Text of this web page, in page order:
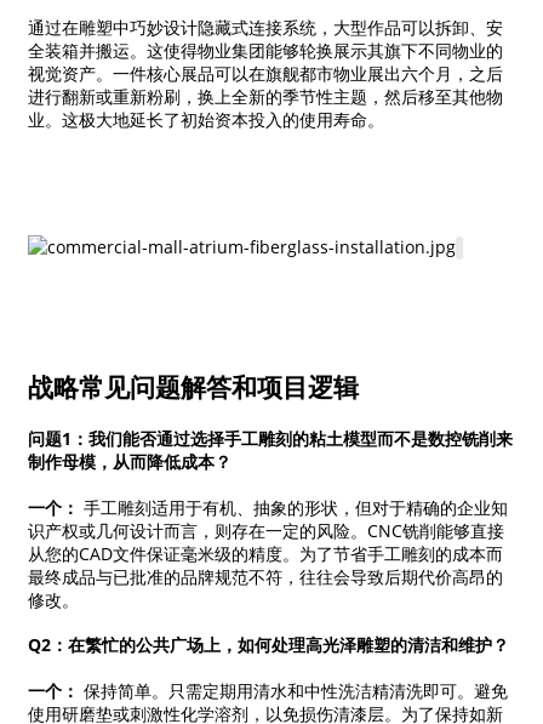
通过在雕塑中巧妙设计隐藏式连接系统，大型作品可以拆卸、安
全装箱并搬运。这使得物业集团能够轮换展示其旗下不同物业的
视觉资产。一件核心展品可以在旗舰都市物业展出六个月，之后
进行翻新或重新粉刷，换上全新的季节性主题，然后移至其他物
业。这极大地延长了初始资本投入的使用寿命。
战略常见问题解答和项目逻辑
问题1：我们能否通过选择手工雕刻的粘土模型而不是数控铣削来
制作母模，从而降低成本？
一个： 手工雕刻适用于有机、抽象的形状，但对于精确的企业知
识产权或几何设计而言，则存在一定的风险。CNC铣削能够直接
从您的CAD文件保证毫米级的精度。为了节省手工雕刻的成本而
最终成品与已批准的品牌规范不符，往往会导致后期代价高昂的
修改。
Q2：在繁忙的公共广场上，如何处理高光泽雕塑的清洁和维护？
一个： 保持简单。只需定期用清水和中性洗洁精清洗即可。避免
使用研磨垫或刺激性化学溶剂，以免损伤清漆层。为了保持如新